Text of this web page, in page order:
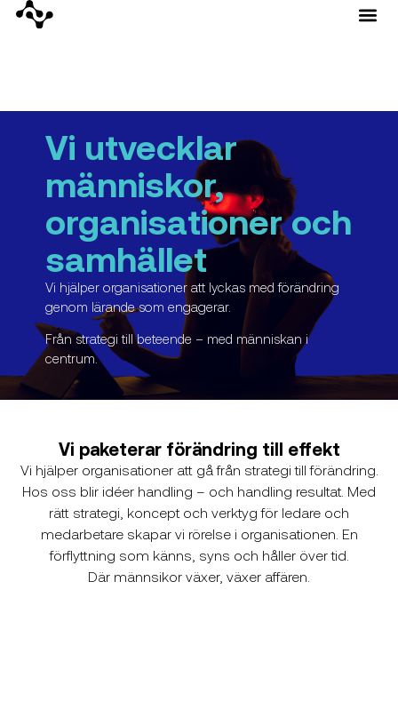
Vi utvecklar
människor,
organisationer och
samhället
Vi hjälper organisationer att lyckas med förändring
genom lärande som engagerar.
Från strategi till beteende – med människan i
centrum.
Vi paketerar förändring till effekt
Vi hjälper organisationer att gå från strategi till förändring.
Hos oss blir idéer handling – och handling resultat. Med
rätt strategi, koncept och verktyg för ledare och
medarbetare skapar vi rörelse i organisationen. En
förflyttning som känns, syns och håller över tid.
Där männsikor växer, växer affären.